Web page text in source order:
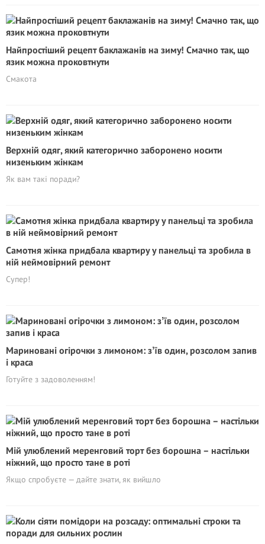
Найпростіший рецепт баклажанів на зиму! Смачно так, що
язик можна проковтнути
Смакота
Верхній одяг, який категорично заборонено носити
низеньким жінкам
Як вам такі поради?
Самотня жінка придбала квартиру у панельці та зробила в
ній неймовірний ремонт
Супер!
Мариновані огірочки з лимоном: зʼїв один, розсолом запив
і краса
Готуйте з задоволенням!
Мій улюблений меренговий торт без борошна – настільки
ніжний, що просто тане в роті
Якщо спробуєте — дайте знати, як вийшло